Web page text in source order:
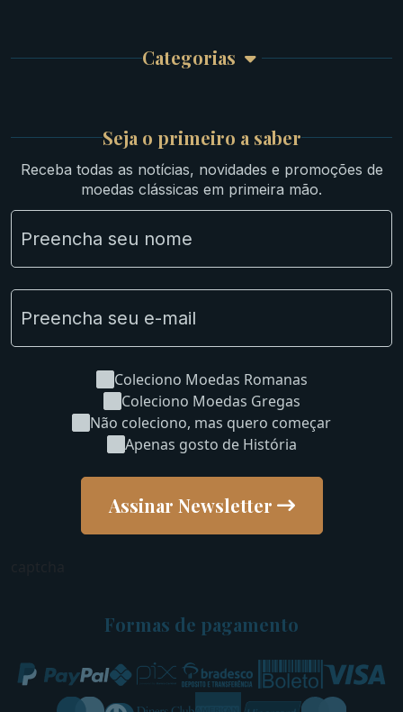
Atendimento
Categorias
Ouro
Ibéricas
Lotes Grandes
Material Numismático
NGC e NNC Encapsuladas
Novidades
Seja o primeiro a saber
Receba todas as notícias, novidades e promoções de
moedas clássicas em primeira mão.
Coleciono Moedas Romanas
Coleciono Moedas Gregas
Não coleciono, mas quero começar
Apenas gosto de História
Assinar Newsletter
Formas de pagamento